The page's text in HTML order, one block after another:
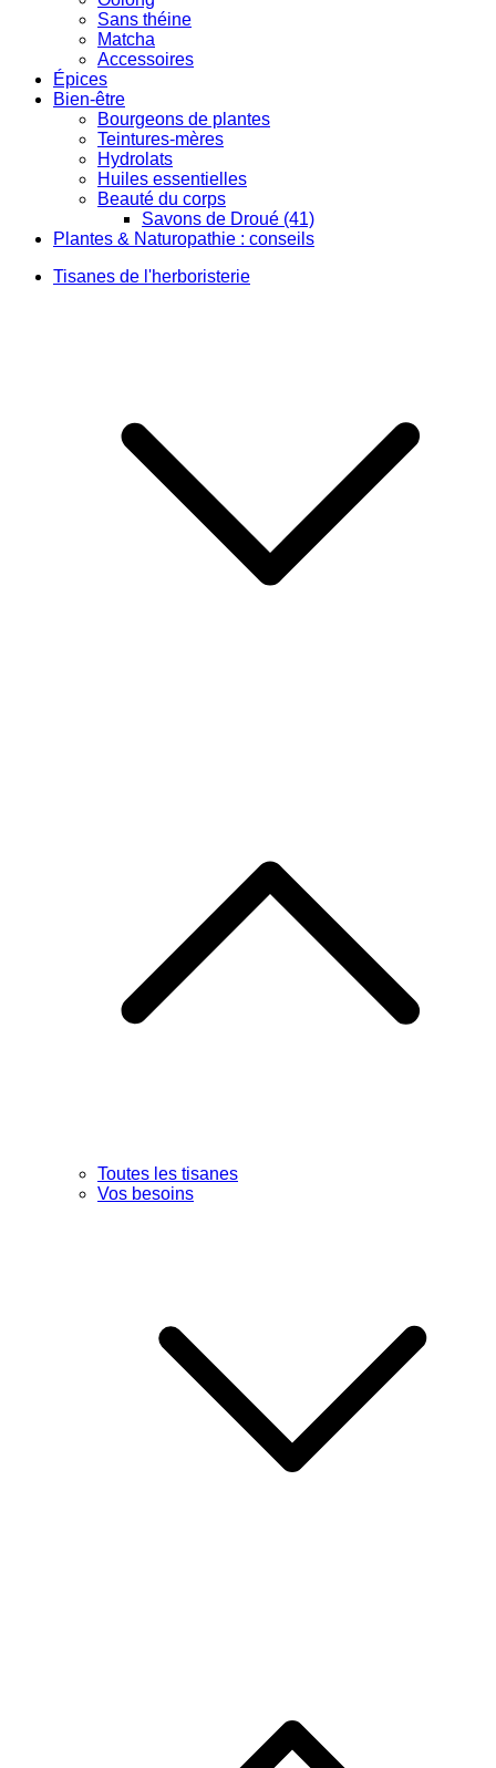
Sans théine
Matcha
Accessoires
Épices
Bien-être
Bourgeons de plantes
Teintures-mères
Hydrolats
Huiles essentielles
Beauté du corps
Savons de Droué (41)
Plantes & Naturopathie : conseils
Tisanes de l'herboristerie
Toutes les tisanes
Vos besoins